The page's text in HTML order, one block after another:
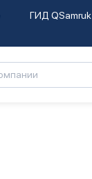
ГИД QSamruk